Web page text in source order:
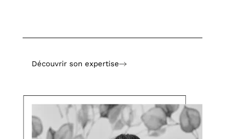
Découvrir son expertise